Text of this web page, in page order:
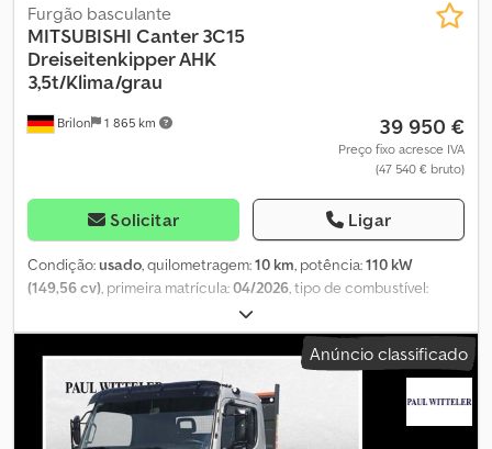
Brilon 1 865 km
Furgão basculante
MITSUBISHI Canter 3C15
Dreiseitenkipper AHK
3,5t/Klima/grau
39 950 €
Preço fixo acresce IVA
(47 540 € bruto)
Solicitar Ligar
Condição:usado, quilometragem:10 km, potência:110 kW
(149,56 cv) , primeira matrícula:04/2026 , tipo de combustível:
, próxima inspeção (TÜV):
cinzento, tipo de engrenagem:mecânico, classe de emissão:
Euro 6, número de lugares:3, comprimento do espaço de carga:
3 280 mm, largura do espaço de carga:
, altura do
espaço de carga:400 mm , Equipamento:
ABS, ar condicionado,
fecho centralizado, filtro de partículas, programa eletrónico de
Anúncio classificado